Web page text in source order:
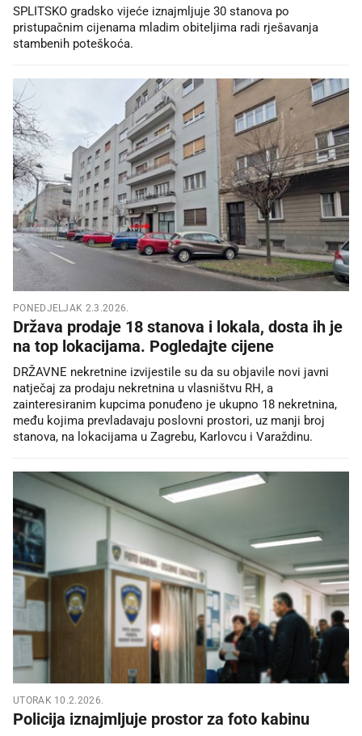
SPLITSKO gradsko vijeće iznajmljuje 30 stanova po
pristupačnim cijenama mladim obiteljima radi rješavanja
stambenih poteškoća.
PONEDJELJAK 2.3.2026.
Država prodaje 18 stanova i lokala, dosta ih je
na top lokacijama. Pogledajte cijene
DRŽAVNE nekretnine izvijestile su da su objavile novi javni
natječaj za prodaju nekretnina u vlasništvu RH, a
zainteresiranim kupcima ponuđeno je ukupno 18 nekretnina,
među kojima prevladavaju poslovni prostori, uz manji broj
stanova, na lokacijama u Zagrebu, Karlovcu i Varaždinu.
UTORAK 10.2.2026.
Policija iznajmljuje prostor za foto kabinu